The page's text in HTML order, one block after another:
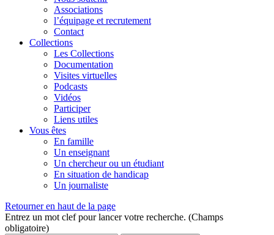
Associations
l’équipage et recrutement
Contact
Collections
Les Collections
Documentation
Visites virtuelles
Podcasts
Vidéos
Participer
Liens utiles
Vous êtes
En famille
Un enseignant
Un chercheur ou un étudiant
En situation de handicap
Un journaliste
Retourner en haut de la page
Entrez un mot clef pour lancer votre recherche. (Champs
obligatoire)